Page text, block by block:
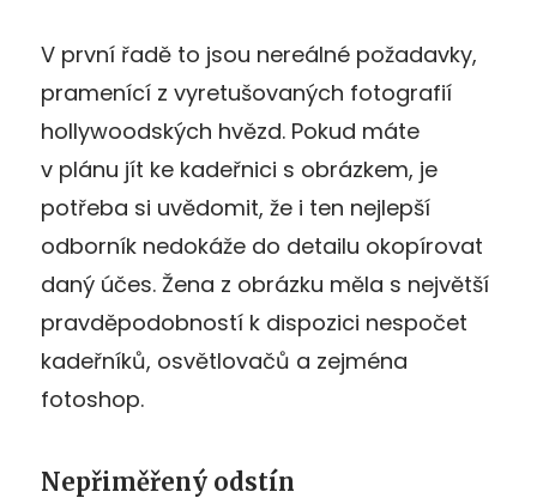
V první řadě to jsou nereálné požadavky,
pramenící z vyretušovaných fotografií
hollywoodských hvězd. Pokud máte
v plánu jít ke kadeřnici s obrázkem, je
potřeba si uvědomit, že i ten nejlepší
odborník nedokáže do detailu okopírovat
daný účes. Žena z obrázku měla s největší
pravděpodobností k dispozici nespočet
kadeřníků, osvětlovačů a zejména
fotoshop.
Nepřiměřený odstín